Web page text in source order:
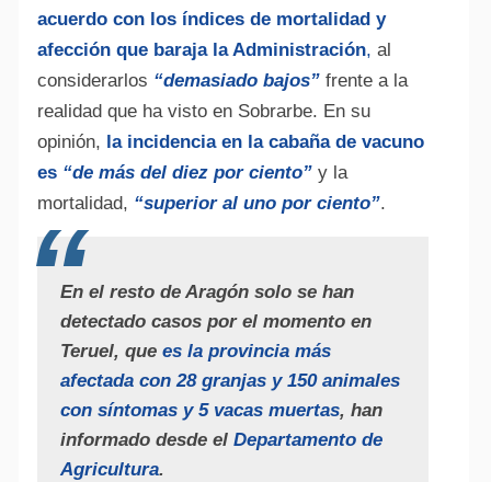
acuerdo con los índices de mortalidad y
afección que baraja la Administración, al
considerarlos “demasiado bajos”frente a la
realidad que ha visto en Sobrarbe. En su
opinión, la incidencia en la cabaña de vacuno
es “de más del diez por ciento”y la
mortalidad, “superior al uno por ciento”.
En el resto de Aragón solo se han
detectado casos por el momento en
Teruel, que es la provincia más
afectada con 28 granjas y 150 animales
con síntomas y 5 vacas muertas, han
informado desde el Departamento de
Agricultura.